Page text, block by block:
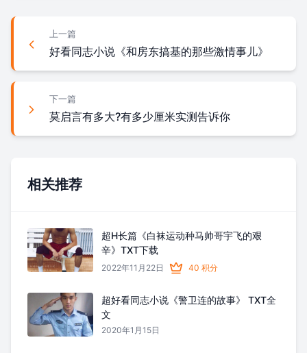
上一篇
好看同志小说《和房东搞基的那些激情事儿》
下一篇
莫启言有多大?有多少厘米实测告诉你
相关推荐
超H长篇《白袜运动种马帅哥宇飞的艰
辛》TXT下载
2022年11月22日 40 积分
超好看同志小说《警卫连的故事》 TXT全
文
2020年1月15日